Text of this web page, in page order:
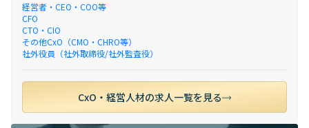
経営者・CEO・COO等
CFO
CTO・CIO
その他CxO（CMO・CHRO等）
社外役員（社外取締役/社外監査役）
CxO・経営人材の求人一覧を見る